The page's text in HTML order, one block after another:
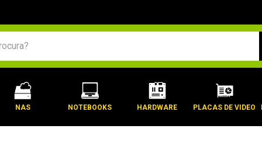
NAS NOTEBOOKS HARDWARE PLACAS DE VIDEO